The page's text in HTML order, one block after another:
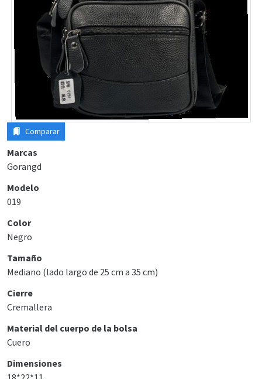
Comparar
Marcas
Gorangd
Modelo
019
Color
Negro
Tamaño
Mediano (lado largo de 25 cm a 35 cm)
Cierre
Cremallera
Material del cuerpo de la bolsa
Cuero
Dimensiones